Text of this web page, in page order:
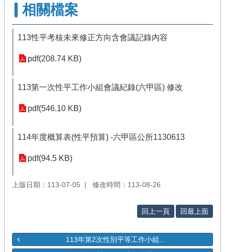
相關檔案
113性平考核未來修正方向含會議記錄內容
pdf(208.74 KB)
113第一次性平工作小組會議紀錄(六甲區) 修改
pdf(546.10 KB)
114年度概算表(性平預算) -六甲區公所1130613
pdf(94.5 KB)
上版日期：113-07-05 修改時間：113-08-26
回上一頁 回最上面
113年第2次性別平等工作小組...